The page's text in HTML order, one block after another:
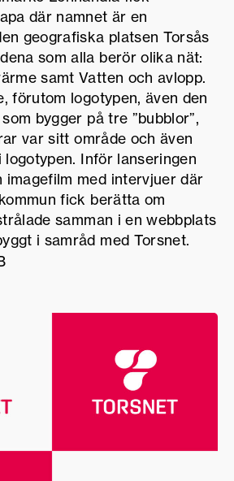
där namnet är en
geografiska platsen Torsås
som alla berör olika nät:
samt Vatten och avlopp.
förutom logotypen, även den
bygger på tre ”bubblor”,
var sitt område och även
logotypen. Inför lanseringen
imagefilm med intervjuer där
fick berätta om
samman i en webbplats
i samråd med Torsnet.